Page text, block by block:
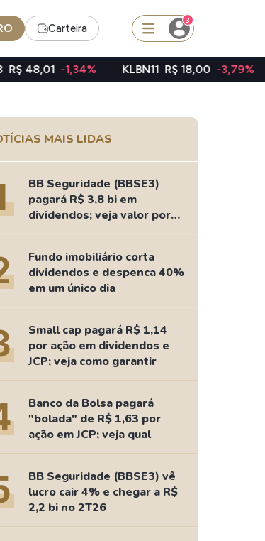
Carteira
3
TRXF11
Ideias
Agenda de Dividendos
Radar do Dividendo Inteligente
As Ações Mais Buscadas
Guia do Iniciante
-1,34% KLBN11 R$ 18,00 -3,79% TAEE11
MAIS LIDAS
BB Seguridade (BBSE3)
pagará R$ 3,8 bi em
dividendos; veja valor por
ação
Fundo imobiliário corta
dividendos e despenca 40%
em um único dia
Small cap pagará R$ 1,14
por ação em dividendos e
JCP; veja como garantir
Banco da Bolsa pagará
"bolada" de R$ 1,63 por
ação em JCP; veja qual
BB Seguridade (BBSE3) vê
lucro cair 4% e chegar a R$
2,2 bi no 2T26